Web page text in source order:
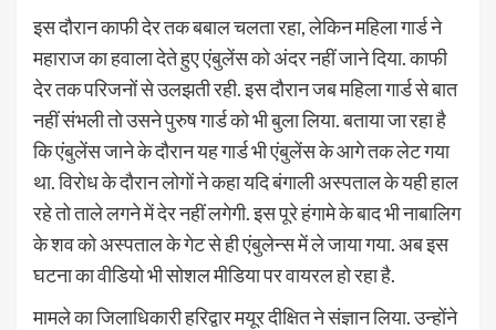
इस दौरान काफी देर तक बबाल चलता रहा, लेकिन महिला गार्ड ने
महाराज का हवाला देते हुए एंबुलेंस को अंदर नहीं जाने दिया. काफी
देर तक परिजनों से उलझती रही. इस दौरान जब महिला गार्ड से बात
नहीं संभली तो उसने पुरुष गार्ड को भी बुला लिया. बताया जा रहा है
कि एंबुलेंस जाने के दौरान यह गार्ड भी एंबुलेंस के आगे तक लेट गया
था. विरोध के दौरान लोगों ने कहा यदि बंगाली अस्पताल के यही हाल
रहे तो ताले लगने में देर नहीं लगेगी. इस पूरे हंगामे के बाद भी नाबालिग
के शव को अस्पताल के गेट से ही एंबुलेन्स में ले जाया गया. अब इस
घटना का वीडियो भी सोशल मीडिया पर वायरल हो रहा है.
मामले का जिलाधिकारी हरिद्वार मयूर दीक्षित ने संज्ञान लिया. उन्होंने